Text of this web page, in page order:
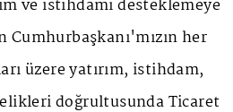
ve istihdamı desteklemeye
Cumhurbaşkanı'mızın her
üzere yatırım, istihdam,
doğrultusunda Ticaret